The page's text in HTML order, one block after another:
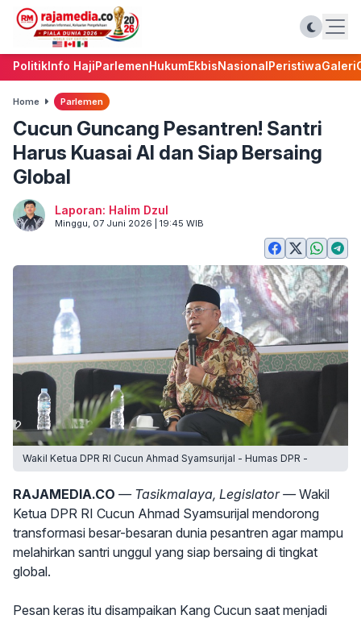
PolitikInfo HajiParlemenHukumEkbisNasionalPeristiwaGaleri
Home Parlemen
Cucun Guncang Pesantren! Santri
Harus Kuasai AI dan Siap Bersaing
Global
Laporan: Halim Dzul
Minggu, 07 Juni 2026 | 19:45 WIB
Wakil Ketua DPR RI Cucun Ahmad Syamsurijal - Humas DPR -
RAJAMEDIA.CO — Tasikmalaya, Legislator —Wakil
Ketua DPR RI Cucun Ahmad Syamsurijal mendorong
transformasi besar-besaran dunia pesantren agar mampu
melahirkan santri unggul yang siap bersaing di tingkat
global.
Pesan keras itu disampaikan Kang Cucun saat menjadi